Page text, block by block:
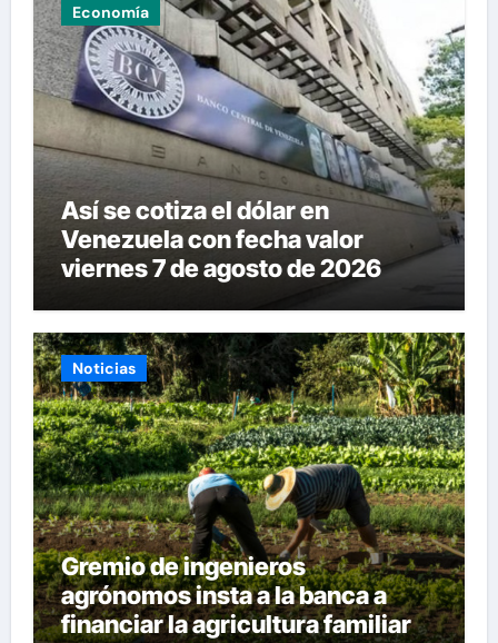
Economía
Así se cotiza el dólar en
Venezuela con fecha valor
viernes 7 de agosto de 2026
Noticias
Gremio de ingenieros
agrónomos insta a la banca a
financiar la agricultura familiar